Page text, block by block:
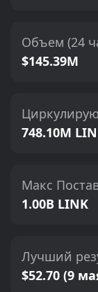
Объем (24
$145.39M
748.10M
Макс
1.00B LINK
Лучший
$52.70 (9